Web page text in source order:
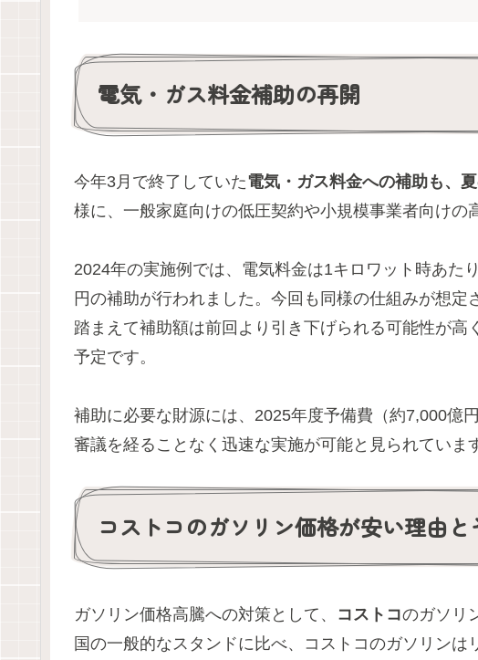
電気・ガス料金補助の再開
今年3月で終了していた電気・ガス料金への補助も、
様に、一般家庭向けの低圧契約や小規模事業者向けの
2024年の実施例では、電気料金は1キロワット時あた
円の補助が行われました。今回も同様の仕組みが想
踏まえて補助額は前回より引き下げられる可能性が
予定です。
補助に必要な財源には、2025年度予備費（約7,000億
審議を経ることなく迅速な実施が可能と見られていま
コストコのガソリン価格が安い理由と
ガソリン価格高騰への対策として、 コストコのガソリ
国の一般的なスタンドに比べ、コストコのガソリン